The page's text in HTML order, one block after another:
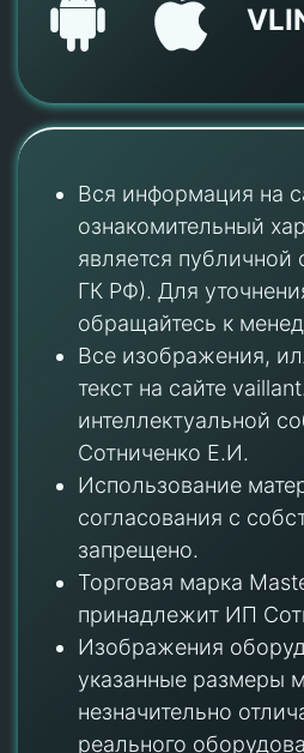
Вся информация на
ознакомительный
является публичной
ГК РФ). Для
обращайтесь к
Все изображения,
текст на сайте
интеллектуальной
Сотниченко Е.И.
Использование
согласования с
запрещено.
Торговая марка
принадлежит ИП
Изображения
указанные размеры
незначительно
реального